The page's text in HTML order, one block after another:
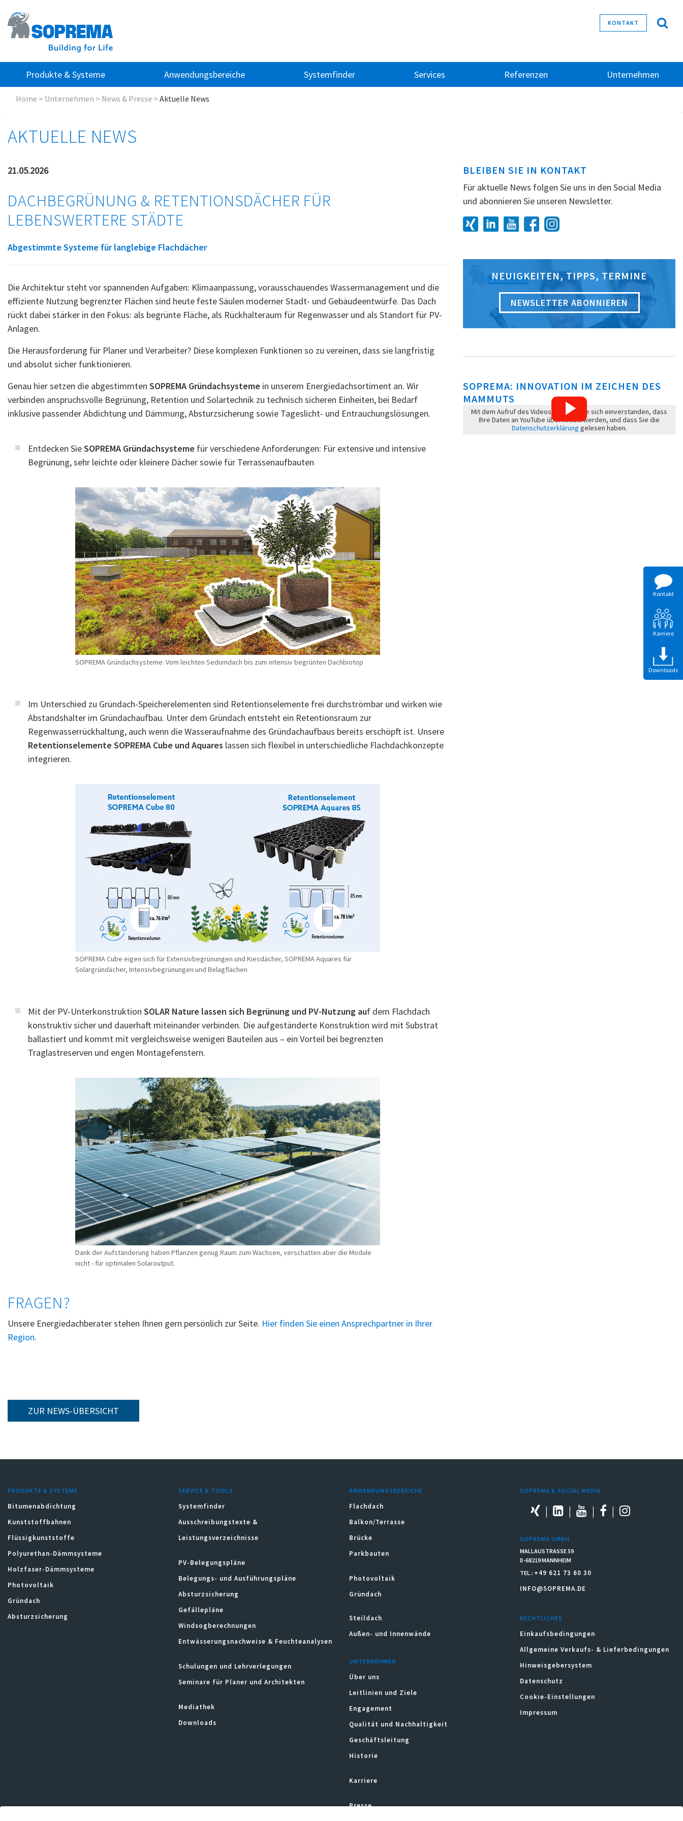
KONTAKT
Produkte & Systeme Anwendungsbereiche Systemfinder Services Referenzen Unternehmen
Home > Unternehmen > News & Presse > Aktuelle News
AKTUELLE NEWS
21.05.2026
DACHBEGRÜNUNG & RETENTIONSDÄCHER FÜR
LEBENSWERTERE STÄDTE
Abgestimmte Systeme für langlebige Flachdächer
Die Architektur steht vor spannenden Aufgaben: Klimaanpassung, vorausschauendes Wassermanagement und die
effiziente Nutzung begrenzter Flächen sind heute feste Säulen moderner Stadt- und Gebäudeentwürfe. Das Dach
rückt dabei stärker in den Fokus: als begrünte Fläche, als Rückhalteraum für Regenwasser und als Standort für PV-
Anlagen.
Die Herausforderung für Planer und Verarbeiter? Diese komplexen Funktionen so zu vereinen, dass sie langfristig
und absolut sicher funktionieren.
Genau hier setzen die abgestimmten SOPREMA Gründachsysteme in unserem Energiedachsortiment an. Wir
verbinden anspruchsvolle Begrünung, Retention und Solartechnik zu technisch sicheren Einheiten, bei Bedarf
inklusive passender Abdichtung und Dämmung, Absturzsicherung sowie Tageslicht- und Entrauchungslösungen.
Entdecken SieSOPREMA Gründachsysteme für verschiedene Anforderungen: Für extensive und intensive
Begrünung, sehr leichte oder kleinere Dächer sowie für Terrassenaufbauten
SOPREMA Gründachsysteme: Vom leichten Sedumdach bis zum intensiv begrünten Dachbiotop
Im Unterschied zu Gründach-Speicherelementen sind Retentionselemente frei durchströmbar und wirken wie
Abstandshalter im Gründachaufbau. Unter dem Gründach entsteht ein Retentionsraum zur
Regenwasserrückhaltung, auch wenn die Wasseraufnahme des Gründachaufbaus bereits erschöpft ist. Unsere
Retentionselemente SOPREMA Cube und Aquares lassen sich flexibel in unterschiedliche Flachdachkonzepte
integrieren.
SOPREMA Cube eigen sich für Extensivbegrünungen und Kiesdächer, SOPREMA Aquares für
Solargründächer, Intensivbegrünungen und Belagflächen
Mit der PV-Unterkonstruktion SOLAR Nature lassen sich Begrünung und PV-Nutzung auf dem Flachdach
konstruktiv sicher und dauerhaft miteinander verbinden. Die aufgeständerte Konstruktion wird mit Substrat
ballastiert und kommt mit vergleichsweise wenigen Bauteilen aus – ein Vorteil bei begrenzten
Traglastreserven und engen Montagefenstern.
Dank der Aufständerung haben Pflanzen genug Raum zum Wachsen, verschatten aber die Module
nicht - für optimalen Solaroutput.
FRAGEN?
Unsere Energiedachberater stehen Ihnen gern persönlich zur Seite. Hier finden Sie einen Ansprechpartner in Ihrer
Region.
ZUR NEWS-ÜBERSICHT
BLEIBEN SIE IN KONTAKT
Für aktuelle News folgen Sie uns in den Social Media
und abonnieren Sie unseren Newsletter.
NEUIGKEITEN, TIPPS, TERMINE
NEWSLETTER ABONNIEREN
SOPREMA: INNOVATION IM ZEICHEN DES
MAMMUTS
Mit dem Aufruf des Videos erklären Sie sich einverstanden, dass
Ihre Daten an YouTube übermittelt werden, und dass Sie die
Datenschutzerklärung gelesen haben.
PRODUKTE & SYSTEME
Bitumenabdichtung
Kunststoffbahnen
Flüssigkunststoffe
Polyurethan-Dämmsysteme
Holzfaser-Dämmsysteme
Photovoltaik
Gründach
Absturzsicherung
SERVICE & TOOLS
Systemfinder
Ausschreibungstexte &
Leistungsverzeichnisse
PV-Belegungspläne
Belegungs- und Ausführungspläne
Absturzsicherung
Gefällepläne
Windsogberechnungen
Entwässerungsnachweise & Feuchteanalysen
Schulungen und Lehrverlegungen
Seminare für Planer und Architekten
Mediathek
Downloads
ANWENDUNGSBEREICHE
Flachdach
Balkon/Terrasse
Brücke
Parkbauten
Photovoltaik
Gründach
Steildach
Außen- und Innenwände
UNTERNEHMEN
Über uns
Leitlinien und Ziele
Engagement
Qualität und Nachhaltigkeit
Geschäftsleitung
Historie
Karriere
Presse
SOPREMA & SOCIAL MEDIA
SOPREMA GMBH
MALLAUSTRASSE 59
D-68219 MANNHEIM
TEL.: +49 621 73 60 30
INFO@SOPREMA.DE
RECHTLICHES
Einkaufsbedingungen
Allgemeine Verkaufs- & Lieferbedingungen
Hinweisgebersystem
Datenschutz
Cookie-Einstellungen
Impressum
Kontakt
Karriere
Downloads